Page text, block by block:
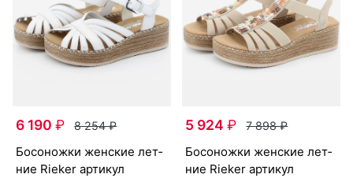
6 190₽ 8 254₽
бо­сонож­ки женс­кие лет­
ние Ri­eker артикул
5 924₽ 7 898₽
бо­сонож­ки женс­кие лет­
ние Ri­eker артикул